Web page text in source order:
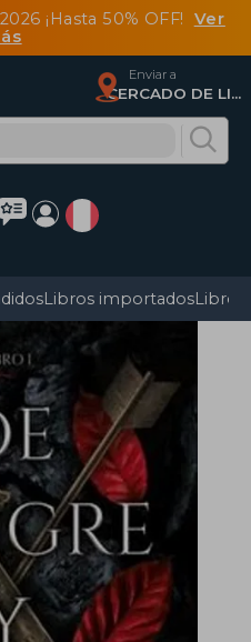
¡Hasta 50% OFF! Ver
Enviar a
CERCADO DE LIMA, Lima
Libros importadosLibros